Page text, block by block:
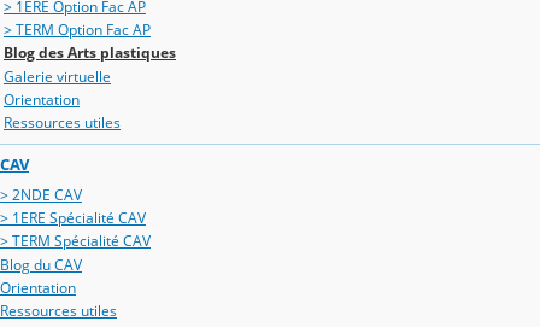
> 1ERE Option Fac AP
> TERM Option Fac AP
Blog des Arts plastiques
Galerie virtuelle
Orientation
Ressources utiles
CAV
> 2NDE CAV
> 1ERE Spécialité CAV
> TERM Spécialité CAV
Blog du CAV
Orientation
Ressources utiles